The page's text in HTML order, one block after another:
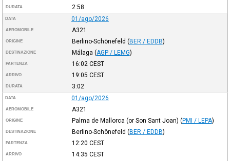
DURATA 2:58
DATA 01/ago/2026
AEROMOBILE A321
ORIGINE Berlino-Schönefeld (BER / EDDB)
DESTINAZIONE Málaga (AGP / LEMG)
PARTENZA 16:02 CEST
ARRIVO 19:05 CEST
DURATA 3:02
DATA 01/ago/2026
AEROMOBILE A321
ORIGINE Palma de Mallorca (or Son Sant Joan) (PMI / LEPA)
DESTINAZIONE Berlino-Schönefeld (BER / EDDB)
PARTENZA 12:20 CEST
ARRIVO 14:35 CEST